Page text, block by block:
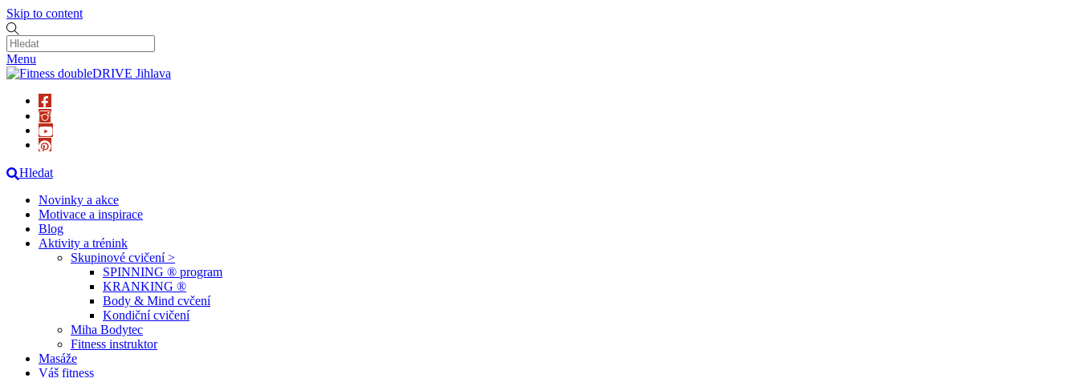
Skip to content
Menu
Hledat
Novinky a akce
Motivace a inspirace
Blog
Aktivity a trénink
Skupinové cvičení >
SPINNING ® program
KRANKING ®
Body & Mind cvčení
Kondiční cvičení
Miha Bodytec
Fitness instruktor
Masáže
Váš fitness